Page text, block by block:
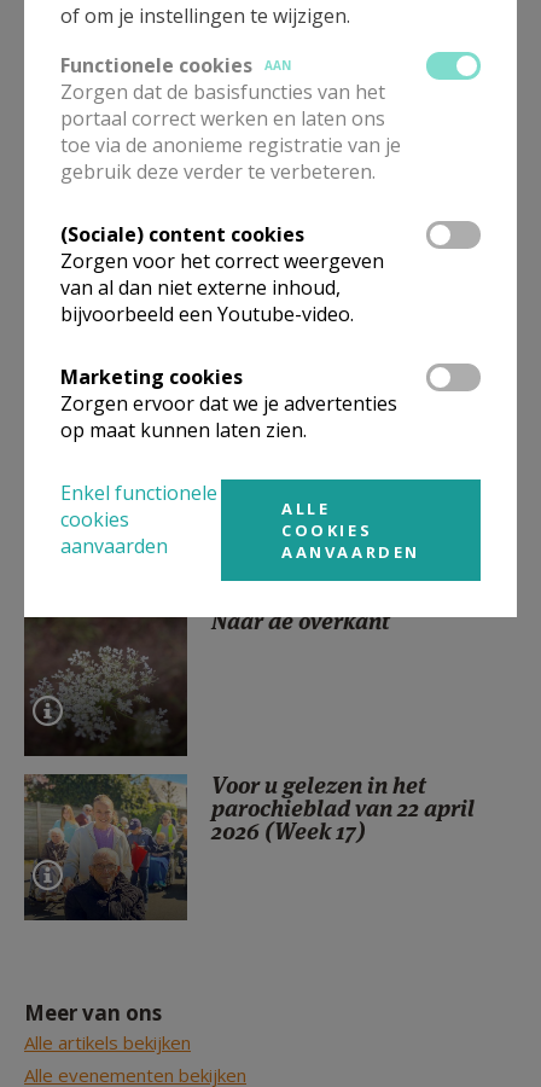
Ja voor het leven
Gelukwensen aan alle
vormelingen van Ruiselede
Naar de overkant
Voor u gelezen in het
parochieblad van 22 april
2026 (Week 17)
Meer van ons
Alle artikels bekijken
Alle evenementen bekijken
of om je instellingen te wijzigen.
Functionele cookies
AAN
Zorgen dat de basisfuncties van het
portaal correct werken en laten ons
toe via de anonieme registratie van je
gebruik deze verder te verbeteren.
(Sociale) content cookies
Zorgen voor het correct weergeven
van al dan niet externe inhoud,
bijvoorbeeld een Youtube-video.
Marketing cookies
Zorgen ervoor dat we je advertenties
op maat kunnen laten zien.
Enkel functionele
cookies
aanvaarden
ALLE
COOKIES
AANVAARDEN